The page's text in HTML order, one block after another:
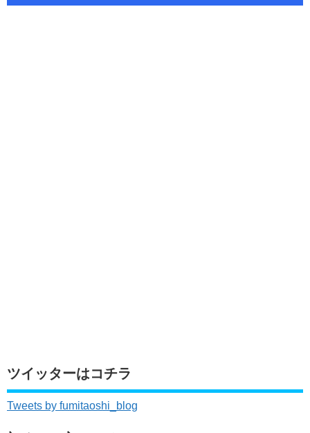
ツイッターはコチラ
Tweets by fumitaoshi_blog